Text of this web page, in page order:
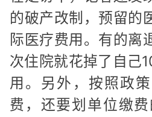
的破产改制，预留的
际医疗费用。有的离
次住院就花掉了自己
用。另外，按照政
费，还要划单位缴